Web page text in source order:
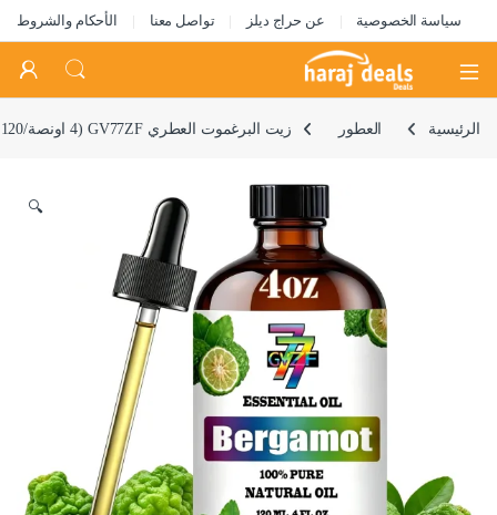
سياسة الخصوصية عن حراج ديلز تواصل معنا الأحكام والشروط
Open
الرئيسية العطور زيت البرغموت العطري GV77ZF (4 اونصة/120 مل) – زيوت البرغموت المستخدمة في الموزعات والمرطبات والحمامات المنزلية ومنتجات التنظيف واليوغا والصابون اليدوي والشموع المعطرة التي تصنعها بنفسك
🔍